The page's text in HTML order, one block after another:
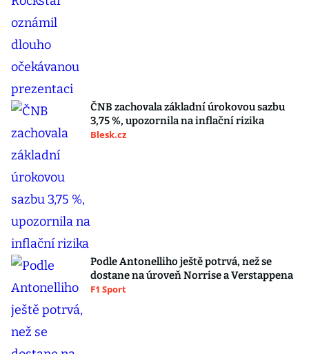
ČNB zachovala základní úrokovou sazbu
3,75 %, upozornila na inflační rizika
Blesk.cz
Podle Antonelliho ještě potrvá, než se
dostane na úroveň Norrise a Verstappena
F1 Sport